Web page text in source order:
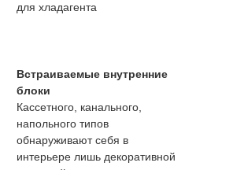
для хладагента
Встраиваемые внутренние
блоки
Кассетного, канального,
напольного типов
обнаруживают себя в
интерьере лишь декоративной